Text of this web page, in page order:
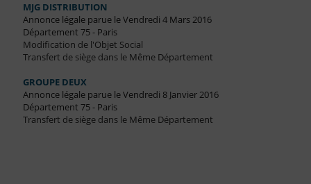
MJG DISTRIBUTION
Annonce légale parue le Vendredi 4 Mars 2016
Département 75 - Paris
Modification de l'Objet Social
Transfert de siège dans le Même Département
GROUPE DEUX
Annonce légale parue le Vendredi 8 Janvier 2016
Département 75 - Paris
Transfert de siège dans le Même Département